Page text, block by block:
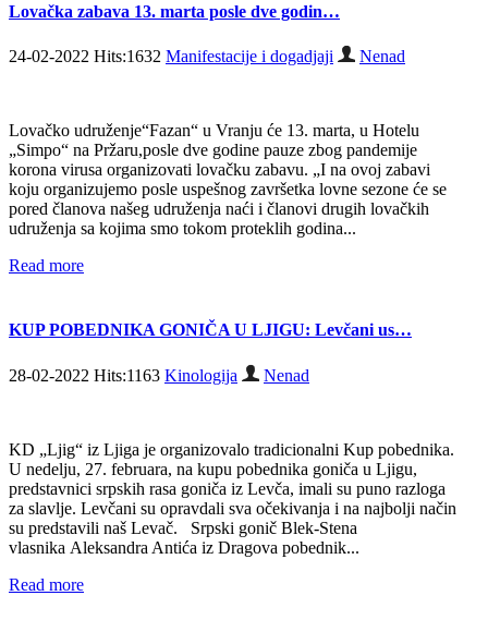
Lovačka zabava 13. marta posle dve godin…
24-02-2022 Hits:1632 Manifestacije i dogadjaji Nenad
Lovačko udruženje“Fazan“ u Vranju će 13. marta, u Hotelu
„Simpo“ na Pržaru,posle dve godine pauze zbog pandemije
korona virusa organizovati lovačku zabavu. „I na ovoj zabavi
koju organizujemo posle uspešnog završetka lovne sezone će se
pored članova našeg udruženja naći i članovi drugih lovačkih
udruženja sa kojima smo tokom proteklih godina...
Read more
KUP POBEDNIKA GONIČA U LJIGU: Levčani us…
28-02-2022 Hits:1163 Kinologija Nenad
KD „Ljig“ iz Ljiga je organizovalo tradicionalni Kup pobednika.
U nedelju, 27. februara, na kupu pobednika goniča u Ljigu,
predstavnici srpskih rasa goniča iz Levča, imali su puno razloga
za slavlje. Levčani su opravdali sva očekivanja i na najbolji način
su predstavili naš Levač. Srpski gonič Blek-Stena
vlasnika Aleksandra Antića iz Dragova pobednik...
Read more